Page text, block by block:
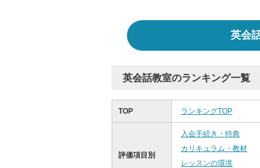
英会
英会話教室のランキング一覧
TOP ランキングTOP
評価項目別
入会手続き・特典
カリキュラム・教材
レッスンの環境